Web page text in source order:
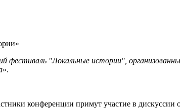
фестиваль "Локальные истории",
».
конференции примут участие в дискуссии